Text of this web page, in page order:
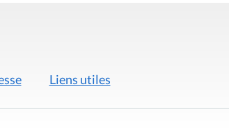
Liens utiles